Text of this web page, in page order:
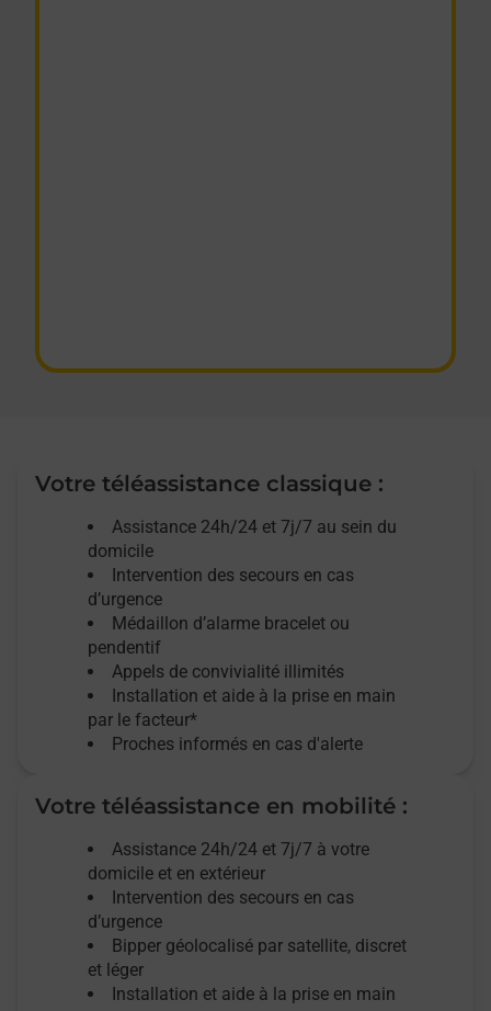
Votre téléassistance classique :
Assistance 24h/24 et 7j/7 au sein du
domicile
Intervention des secours en cas
d’urgence
Médaillon d’alarme bracelet ou
pendentif
Appels de convivialité illimités
Installation et aide à la prise en main
par le facteur*
Proches informés en cas d'alerte
Votre téléassistance en mobilité :
Assistance 24h/24 et 7j/7 à votre
domicile et en extérieur
Intervention des secours en cas
d’urgence
Bipper géolocalisé par satellite, discret
et léger
Installation et aide à la prise en main